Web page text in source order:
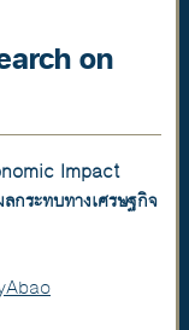
on
Impact
กระทบทางเศรษฐกิจ